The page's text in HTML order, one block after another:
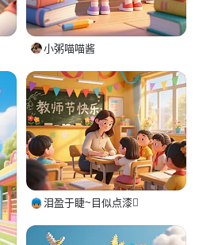
小粥喵喵酱
泪盈于睫~目似点漆